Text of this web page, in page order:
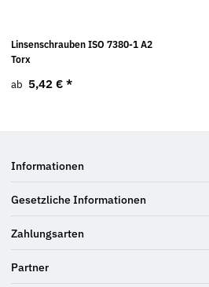
Linsenschrauben ISO 7380-1 A2
Torx
ab 5,42 € *
Informationen
Gesetzliche Informationen
Zahlungsarten
Partner